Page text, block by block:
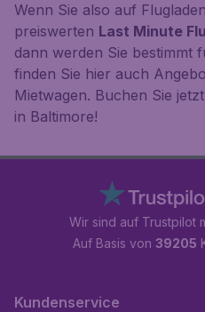
Wenn Sie also auf
preiswerten Last Minute
dann werden Sie bestimmt
finden Sie hier auch
Mietwagen. Buchen Sie
in Baltimore!
Wir sind auf Trustpilot
Auf Basis von 39205
Kundenservice